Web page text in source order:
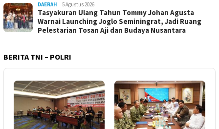
DAERAH 5 Agustus 2026
Tasyakuran Ulang Tahun Tommy Johan Agusta
Warnai Launching Joglo Seminingrat, Jadi Ruang
Pelestarian Tosan Aji dan Budaya Nusantara
BERITA TNI – POLRI